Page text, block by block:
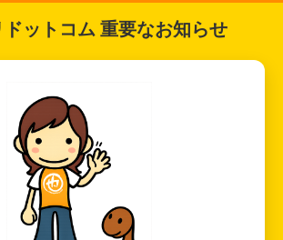
ットコム 重要なお知らせ